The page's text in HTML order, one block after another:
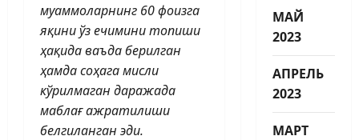
муаммоларнинг 60 фоизга
яқини ўз ечимини топиши
ҳақида ваъда берилган
ҳамда соҳага мисли
кўрилмаган даражада
маблағ ажратилиши
белгиланган эди.
МАЙ
2023
АПРЕЛЬ
2023
МАРТ